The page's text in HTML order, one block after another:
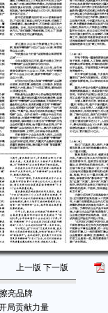
上一版 下一版
亮品牌
局贡献力量